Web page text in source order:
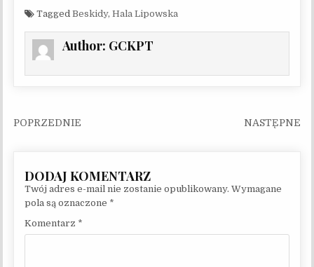
TaggedBeskidy,Hala Lipowska
Author: GCKPT
Nawigacja wpisu
Twój adres e-mail nie zostanie opublikowany. Wymagane
pola są oznaczone *
Komentarz *